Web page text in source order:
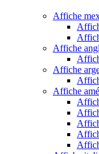
Affiche
Affiche
Affiche
Affiche